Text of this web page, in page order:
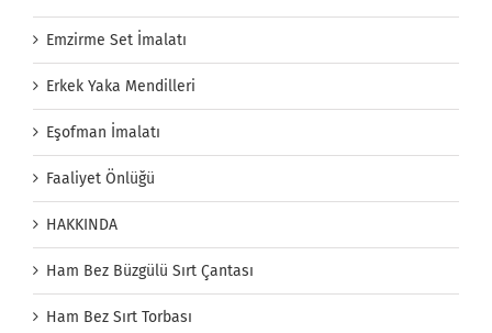
Emzirme Set İmalatı
Erkek Yaka Mendilleri
Eşofman İmalatı
Faaliyet Önlüğü
HAKKINDA
Ham Bez Büzgülü Sırt Çantası
Ham Bez Sırt Torbası